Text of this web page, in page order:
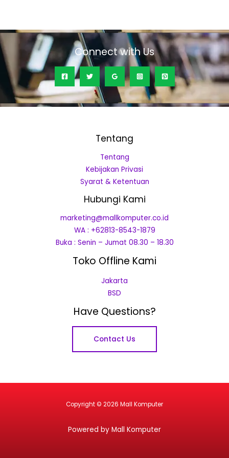
Connect with Us
Tentang
Tentang
Kebijakan Privasi
Syarat & Ketentuan
Hubungi Kami
marketing@mallkomputer.co.id
WA : +62813-8543-1879
Buka : Senin – Jumat 08.30 – 18.30
Toko Offline Kami
Jakarta
BSD
Have Questions?
Contact Us
Copyright © 2026 Mall Komputer
Powered by Mall Komputer